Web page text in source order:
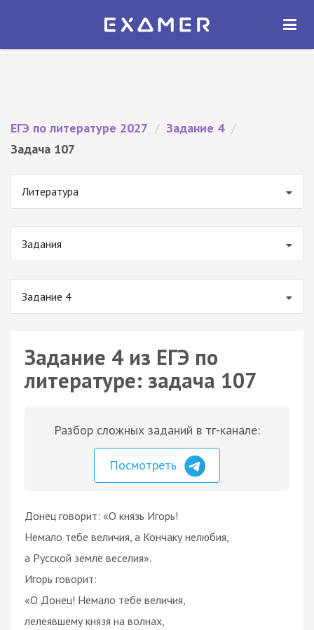
Экзамер — ЕГЭ 2027
ОТКРЫТЬ
ЕГЭ по литературе 2027 / Задание 4 /
Задача 107
Литература
Задания
Задание 4
Задание 4 из ЕГЭ по
литературе: задача 107
Разбор сложных заданий в тг-канале:
Посмотреть
Донец говорит: «О князь Игорь!
Немало тебе величия, а Кончаку нелюбия,
а Русской земле веселия».
Игорь говорит:
«О Донец! Немало тебе величия,
лелеявшему князя на волнах,